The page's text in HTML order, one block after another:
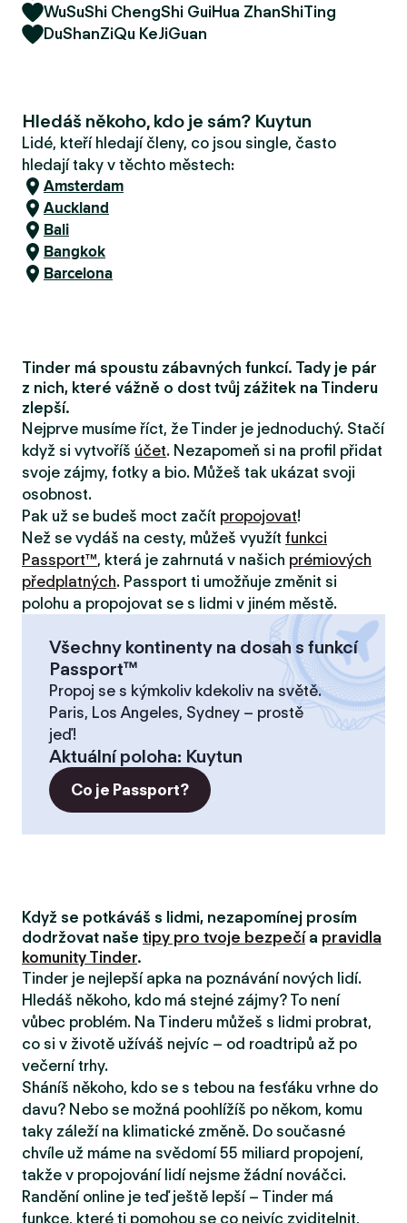
WuSuShi ChengShi GuiHua ZhanShiTing
DuShanZiQu KeJiGuan
Hledáš někoho, kdo je sám? Kuytun
Lidé, kteří hledají členy, co jsou single, často
hledají taky v těchto městech:
Amsterdam
Auckland
Bali
Bangkok
Barcelona
Tinder má spoustu zábavných funkcí. Tady je pár
z nich, které vážně o dost tvůj zážitek na Tinderu
zlepší.
Nejprve musíme říct, že Tinder je jednoduchý. Stačí
když si vytvoříš účet. Nezapomeň si na profil přidat
svoje zájmy, fotky a bio. Můžeš tak ukázat svoji
osobnost.
Pak už se budeš moct začít propojovat!
Než se vydáš na cesty, můžeš využít funkci
Passport™, která je zahrnutá v našich prémiových
předplatných. Passport ti umožňuje změnit si
polohu a propojovat se s lidmi v jiném městě.
Všechny kontinenty na dosah s funkcí
Passport™
Propoj se s kýmkoliv kdekoliv na světě.
Paris, Los Angeles, Sydney – prostě
jeď!
Aktuální poloha: Kuytun
Co je Passport?
Když se potkáváš s lidmi, nezapomínej prosím
dodržovat naše tipy pro tvoje bezpečía pravidla
komunity Tinder.
Tinder je nejlepší apka na poznávání nových lidí.
Hledáš někoho, kdo má stejné zájmy? To není
vůbec problém. Na Tinderu můžeš s lidmi probrat,
co si v životě užíváš nejvíc – od roadtripů až po
večerní trhy.
Sháníš někoho, kdo se s tebou na fesťáku vrhne do
davu? Nebo se možná poohlížíš po někom, komu
taky záleží na klimatické změně. Do současné
chvíle už máme na svědomí 55 miliard propojení,
takže v propojování lidí nejsme žádní nováčci.
Randění online je teď ještě lepší – Tinder má
funkce, které ti pomohou se co nejvíc zviditelnit,